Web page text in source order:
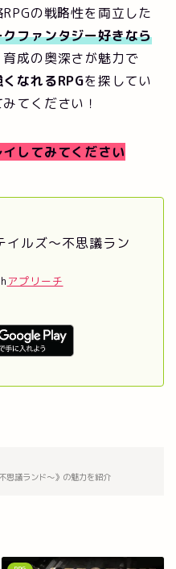
の戦略性を両立した
クファンタジー好きなら
育成の奥深さが魅力で
なれるRPGを探してい
てください！
してみてください
イルズ～不思議ラン
アプリーチ
思議ランド～》の魅力を紹介